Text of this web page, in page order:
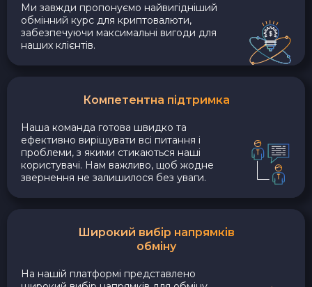
Ми завжди пропонуємо найвигідніший
обмінний курс для криптовалюти,
забезпечуючи максимальні вигоди для
наших клієнтів.
Компетентна підтримка
Наша команда готова швидко та
ефективно вирішувати всі питання і
проблеми, з якими стикаються наші
користувачі. Нам важливо, щоб жодне
звернення не залишилося без уваги.
Широкий вибір напрямків
обміну
На нашій платформі представлено